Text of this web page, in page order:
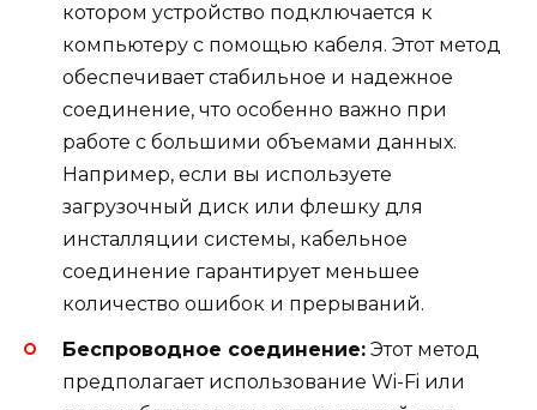
котором устройство подключается к
компьютеру с помощью кабеля. Этот метод
обеспечивает стабильное и надежное
соединение, что особенно важно при
работе с большими объемами данных.
Например, если вы используете
загрузочный диск или флешку для
инсталляции системы, кабельное
соединение гарантирует меньшее
количество ошибок и прерываний.
Беспроводное соединение: Этот метод
предполагает использование Wi-Fi или